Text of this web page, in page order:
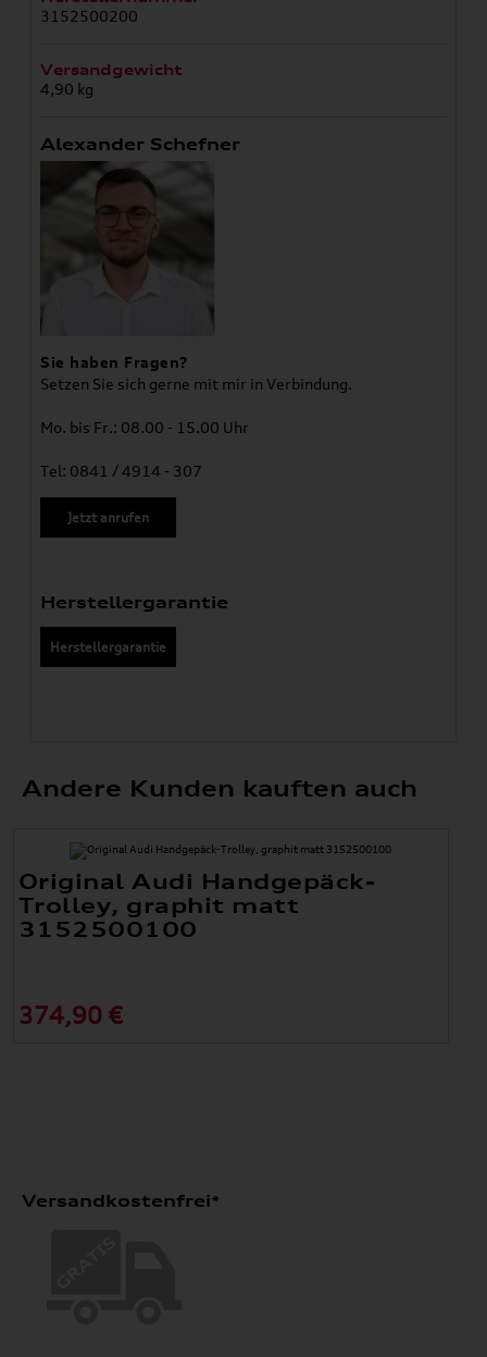
3152500200
Versandgewicht
4,90 kg
Alexander Schefner
Sie haben Fragen?
Setzen Sie sich gerne mit mir in Verbindung.
Mo. bis Fr.: 08.00 - 15.00 Uhr
Tel: 0841 / 4914 - 307
Jetzt anrufen
Herstellergarantie
Herstellergarantie
Andere Kunden kauften auch
Original Audi Handgepäck-
Trolley, graphit matt
3152500100
374,90 €
Versandkostenfrei*